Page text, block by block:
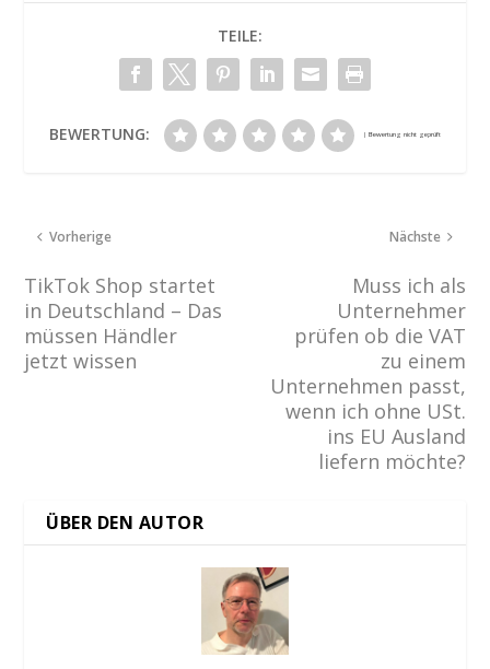
TEILE:
BEWERTUNG:
Vorherige
TikTok Shop startet
in Deutschland – Das
müssen Händler
jetzt wissen
Nächste
Muss ich als
Unternehmer
prüfen ob die VAT
zu einem
Unternehmen passt,
wenn ich ohne USt.
ins EU Ausland
liefern möchte?
ÜBER DEN AUTOR